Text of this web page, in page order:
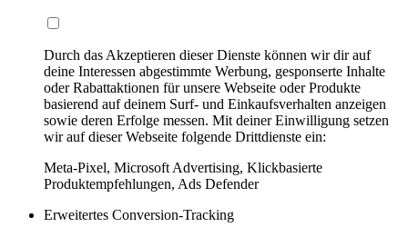
Durch das Akzeptieren dieser Dienste können wir dir auf
deine Interessen abgestimmte Werbung, gesponserte Inhalte
oder Rabattaktionen für unsere Webseite oder Produkte
basierend auf deinem Surf- und Einkaufsverhalten anzeigen
sowie deren Erfolge messen. Mit deiner Einwilligung setzen
wir auf dieser Webseite folgende Drittdienste ein:
Meta-Pixel, Microsoft Advertising, Klickbasierte
Produktempfehlungen, Ads Defender
Erweitertes Conversion-Tracking